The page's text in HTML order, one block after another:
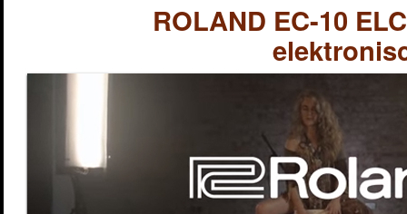
ROLAND EC-10